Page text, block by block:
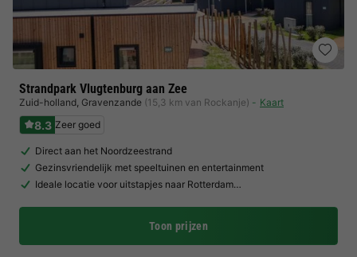
Strandpark Vlugtenburg aan Zee
Zuid-holland, Gravenzande (15,3 km van Rockanje) Kaart
8.3 Zeer goed
Direct aan het Noordzeestrand
Gezinsvriendelijk met speeltuinen en entertainment
Ideale locatie voor uitstapjes naar Rotterdam…
Toon prijzen